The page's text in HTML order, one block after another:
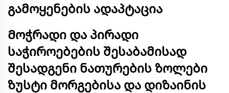
გამოყენების ადაპტაცია
Მოჭრადი და პირადი
საჭიროებების შესაბამისად
შესადგენი ნათურების ზოლები
ზუსტი მორგებისა და დიზაინის